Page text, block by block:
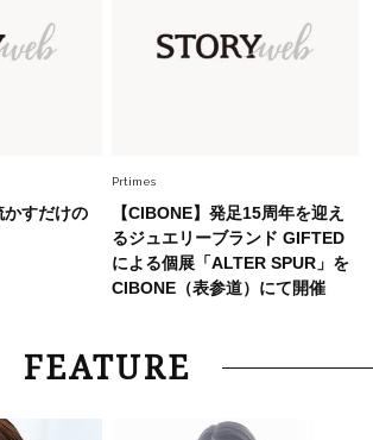
毎日忙しい40代が頼れる！無難に見えない【ひ
くせ黒ワンピ】〈5選〉
やぐ【甘め黒アイテム】3選
かすだけの
Prtimes
【CIBONE】発足15周年を迎え
るジュエリーブランド GIFTED
による個展「ALTER SPUR」を
CIBONE（表参道）にて開催
FEATURE